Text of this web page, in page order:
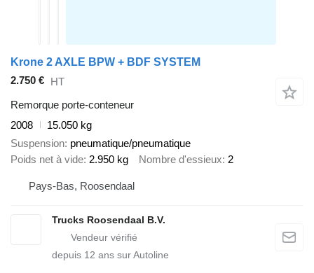
Krone 2 AXLE BPW + BDF SYSTEM
2.750 € HT
Remorque porte-conteneur
2008
15.050 kg
Suspension pneumatique/pneumatique
Poids net à vide 2.950 kg Nombre d'essieux 2
Pays-Bas, Roosendaal
Trucks Roosendaal B.V.
depuis 12 ans sur Autoline